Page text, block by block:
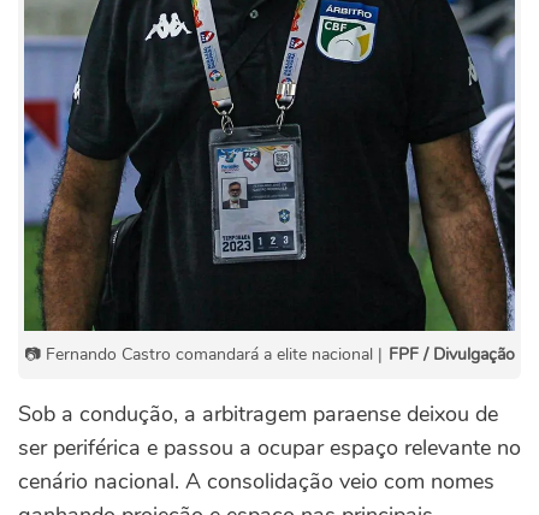
📷 Fernando Castro comandará a elite nacional | FPF / Divulgação
Sob a condução, a arbitragem paraense deixou de
ser periférica e passou a ocupar espaço relevante no
cenário nacional. A consolidação veio com nomes